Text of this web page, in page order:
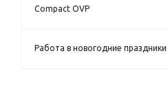
Compact OVP
Работа в новогодние праздники